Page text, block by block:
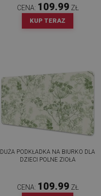
CENA: 109.99 ZŁ
KUP TERAZ
DUŻA PODKŁADKA NA BIURKO DLA
DZIECI POLNE ZIOŁA
CENA: 109.99 ZŁ